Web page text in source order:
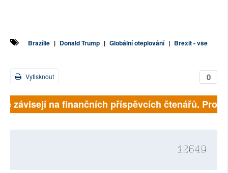
Brazílie | Donald Trump | Globální oteplování | Brexit - vše
0
Vytisknout
závisejí na finančních příspěvcích čtenářů.
12649